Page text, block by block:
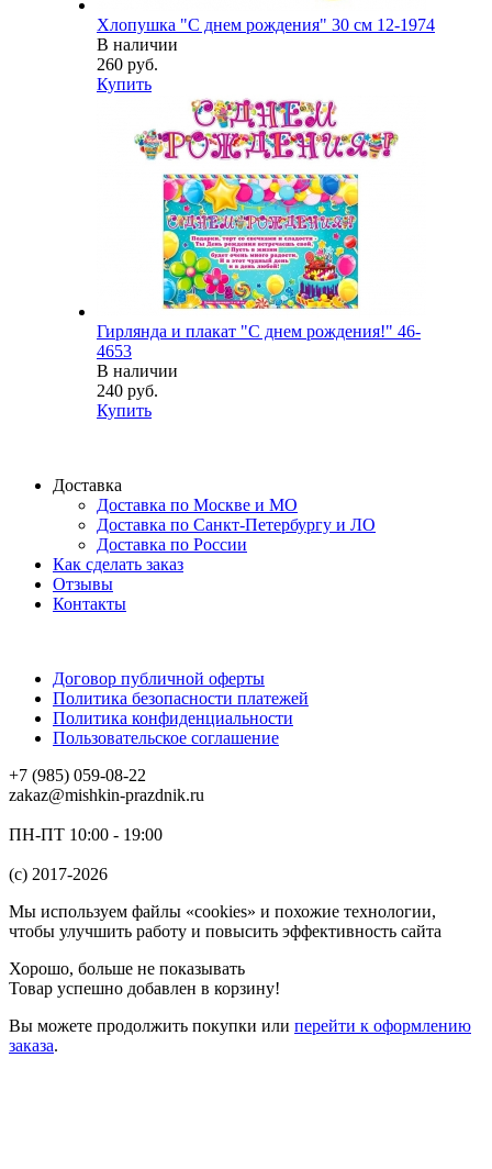
Хлопушка "С днем рождения" 30 см 12-1974
В наличии
260 руб.
Купить
Гирлянда и плакат "С днем рождения!" 46-
4653
В наличии
240 руб.
Купить
Доставка
Доставка по Москве и МО
Доставка по Санкт-Петербургу и ЛО
Доставка по России
Как сделать заказ
Отзывы
Контакты
Договор публичной оферты
Политика безопасности платежей
Политика конфиденциальности
Пользовательское соглашение
+7 (985) 059-08-22
zakaz@mishkin-prazdnik.ru
ПН-ПТ 10:00 - 19:00
(c) 2017-2026
Мы используем файлы «cookies» и похожие технологии,
чтобы улучшить работу и повысить эффективность сайта
Хорошо, больше не показывать
Товар успешно добавлен в корзину!
Вы можете продолжить покупки или перейти к оформлению
заказа.